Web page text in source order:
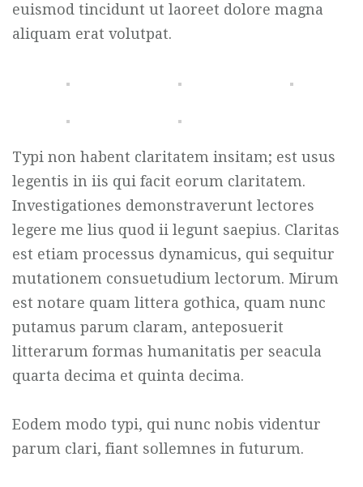
euismod tincidunt ut laoreet dolore magna
aliquam erat volutpat.
Typi non habent claritatem insitam; est usus
legentis in iis qui facit eorum claritatem.
Investigationes demonstraverunt lectores
legere me lius quod ii legunt saepius. Claritas
est etiam processus dynamicus, qui sequitur
mutationem consuetudium lectorum. Mirum
est notare quam littera gothica, quam nunc
putamus parum claram, anteposuerit
litterarum formas humanitatis per seacula
quarta decima et quinta decima.
Eodem modo typi, qui nunc nobis videntur
parum clari, fiant sollemnes in futurum.